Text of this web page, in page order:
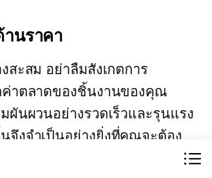
นราคา
สะสม อย่าลืมสังเกตการ
ค่าตลาดของชิ้นงานของคุณ
ผันผวนอย่างรวดเร็วและรุนแรง
จึงจำเป็นอย่างยิ่งที่คุณจะต้อง
บ่อยๆ เพื่อให้แน่ใจว่าคุณจะได้